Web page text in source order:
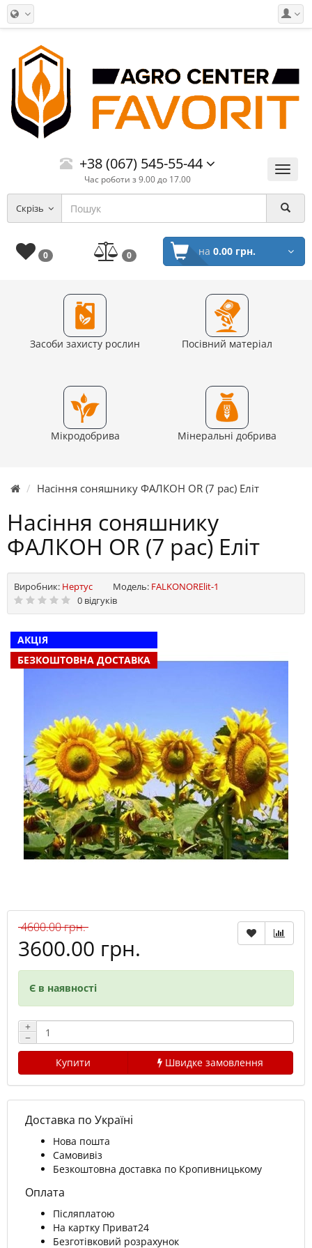
Меню
+38 (067) 545-55-44
Час роботи з 9.00 до 17.00
Скрізь
0 0 на 0.00 грн.
Засоби захисту рослин Посівний матеріал
Мікродобрива Мінеральні добрива
Насіння соняшнику ФАЛКОН OR (7 рас) Еліт
Насіння соняшнику
ФАЛКОН OR (7 рас) Еліт
Виробник: Нертус Модель: FALKONORElit-1
0 відгуків
АКЦІЯ
БЕЗКОШТОВНА ДОСТАВКА
4600.00 грн.
3600.00 грн.
Є в наявності
+
−
Купити
Швидке замовлення
Доставка по Україні
Нова пошта
Самовивіз
Безкоштовна доставка по Кропивницькому
Оплата
Післяплатою
На картку Приват24
Безготівковий розрахунок